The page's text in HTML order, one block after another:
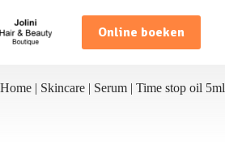
naar
de
inhoud
Online boeken
Home | Skincare | Serum | Time stop oil 5ml